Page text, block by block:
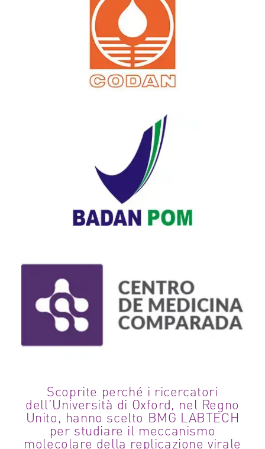
Scoprite perché i ricercatori
dell'Università di Oxford, nel Regno
Unito, hanno scelto BMG LABTECH
per studiare il meccanismo
molecolare della replicazione virale